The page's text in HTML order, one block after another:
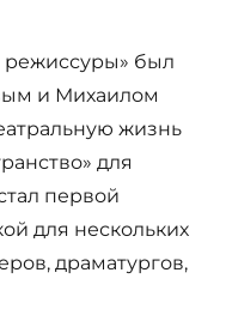
режиссуры» был
и Михаилом
жизнь
для
первой
для нескольких
драматургов,